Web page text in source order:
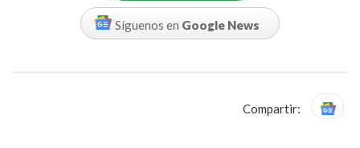
Síguenos en Google News
Compartir: